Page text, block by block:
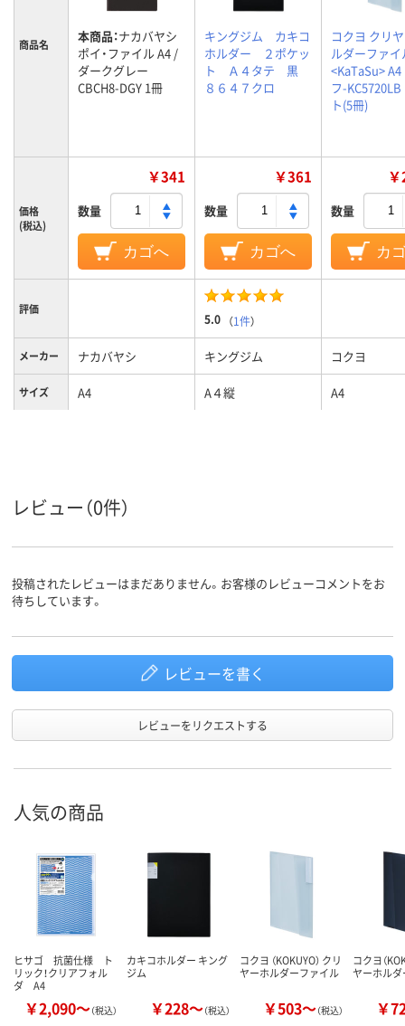
商品名 本商品：ナカバヤシ
ポイ・ファイル A4 /
ダークグレー
CBCH8-DGY 1冊
キングジム カキコ
ホルダー ２ポケッ
ト Ａ４タテ 黒
８６４７クロ
コクヨ クリ
ルダーファイ
<KaTaSu>
フ-
ト(5冊)
価格
(税込)
￥341
数量
カゴへ
￥361
数量
カゴへ
数量
カ
評価
5.0 （1件）
メーカー ナカバヤシ キングジム コクヨ
サイズ A4 A４縦 A4
レビュー（0件）
投稿されたレビューはまだありません。お客様のレビューコメントをお
待ちしています。
レビューを書く
レビューをリクエストする
人気の商品
ヒサゴ 抗菌仕様 ト
リック！クリアフォル
ダ A4
￥2,090～（税込）
カキコホルダー キング
ジム
￥228～（税込）
コクヨ （KOKUYO） クリ
ヤーホルダーファイル
￥503～（税込）
コクヨ（
ヤーホル
￥